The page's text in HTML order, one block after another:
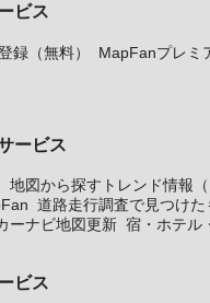
ビス
録（無料）
MapFanプレミ
ービス
地図から探すトレンド情報（
道路走行調査で見つけた
ーナビ地図更新 宿・ホテル
ビス